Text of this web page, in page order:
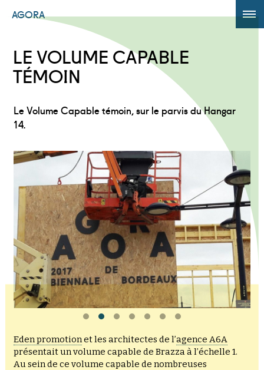
AGORA
AGORA +
LE VOLUME CAPABLE
TÉMOIN
Le Volume Capable témoin, sur le parvis du Hangar
14.
Eden promotionet les architectes de l’agence A6A
présentait un volume capable de Brazza à l’échelle 1.
Au sein de ce volume capable de nombreuses